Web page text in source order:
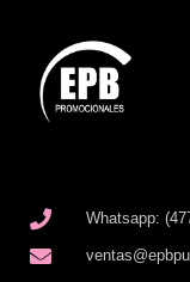
Whatsapp: